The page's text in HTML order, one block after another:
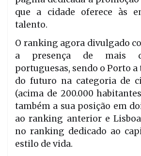
que a cidade oferece às
talento.
O ranking agora divulgado
a presença de mais
portuguesas, sendo o Porto
do futuro na categoria de
(acima de 200.000
também a sua posição em
ao ranking anterior e
no ranking dedicado ao
estilo de vida.